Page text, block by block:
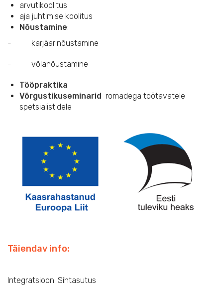
arvutikoolitus
aja juhtimise koolitus
Nõustamine:
- karjäärinõustamine
- võlanõustamine
Tööpraktika
Võrgustikuseminarid romadega töötavatele
spetsialistidele
Täiendav info:
Integratsiooni Sihtasutus